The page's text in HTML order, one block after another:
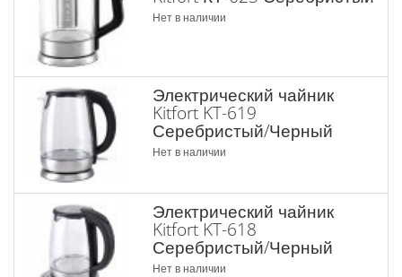
Нет в наличии
Электрический чайник
Kitfort KT-619
Серебристый/Черный
Нет в наличии
Электрический чайник
Kitfort KT-618
Серебристый/Черный
Нет в наличии